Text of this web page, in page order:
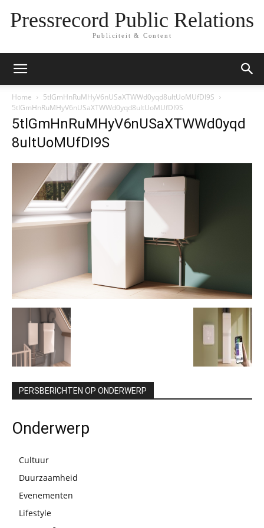
Pressrecord Public Relations
Publiciteit & Content
Home
5tlGmHnRuMHyV6nUSaXTWWd0yqd8ultUoMUfDI9S
5tlGmHnRuMHyV6nUSaXTWWd0yqd8ultUoMUfDI9S
5tlGmHnRuMHyV6nUSaXTWWd0yqd
8ultUoMUfDI9S
PERSBERICHTEN OP ONDERWERP
Onderwerp
Cultuur
Duurzaamheid
Evenementen
Lifestyle